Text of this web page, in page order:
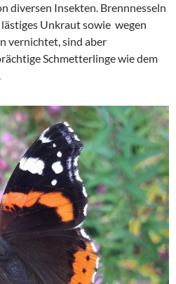
diversen Insekten. Brennnesseln
Unkraut sowie wegen
vernichtet, sind aber
Schmetterlinge wie dem